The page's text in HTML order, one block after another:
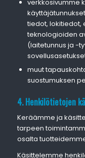
verkkosivumme
tiedot, lokitiedot,
teknologioiden
(laitetunnus ja -
muut
suostumuksen
4. Henkilötietojen
Keräämme ja
tarpeen
osalta
Käsittelemme